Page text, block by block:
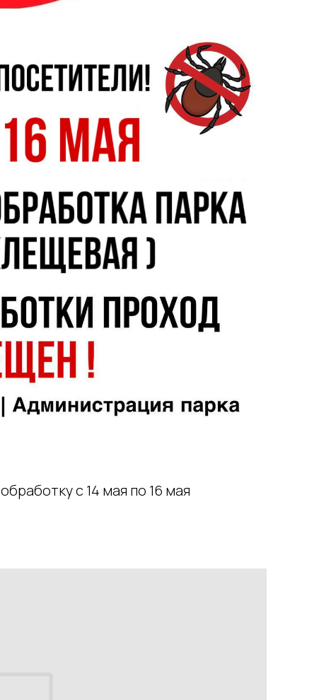
с 14 мая по 16 мая